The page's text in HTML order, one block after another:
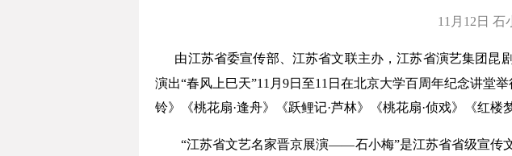
11月12日 石
由江苏省委宣传部、江苏省文联主办，江苏省演艺集团
演出“春风上巳天”11月9日至11日在北京大学百周年纪念讲堂
铃》《桃花扇·逢舟》《跃鲤记·芦林》《桃花扇·侦戏》《红楼
“江苏省文艺名家晋京展演——石小梅”是江苏省省级宣传文